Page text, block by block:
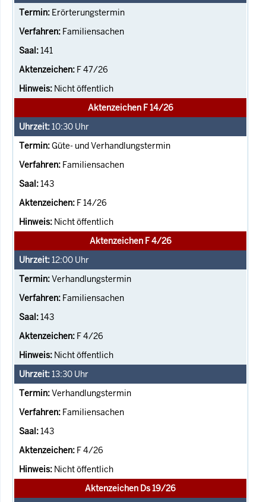
Erörterungstermin
Familiensachen
141
F 47/26
Nicht öffentlich
Aktenzeichen F 14/26
10:30 Uhr
Güte- und Verhandlungstermin
Familiensachen
143
F 14/26
Nicht öffentlich
Aktenzeichen F 4/26
12:00 Uhr
Verhandlungstermin
Familiensachen
143
F 4/26
Nicht öffentlich
13:30 Uhr
Verhandlungstermin
Familiensachen
143
F 4/26
Nicht öffentlich
Aktenzeichen Ds 19/26